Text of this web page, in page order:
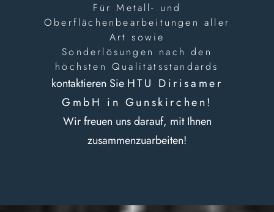
Für Metall- und
Oberflächenbearbeitungen aller
Art sowie
Sonderlösungen nach den
höchsten Qualitätsstandards
kontaktieren Sie HTU Dirisamer
GmbH in Gunskirchen!
Wir freuen uns darauf, mit Ihnen
zusammenzuarbeiten!